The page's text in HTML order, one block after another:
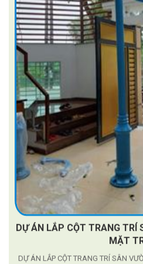
DỰ ÁN LẮP CỘT TRANG TRÍ
MẶT
DỰ ÁN LẮP CỘT TRANG TRÍ SÂN